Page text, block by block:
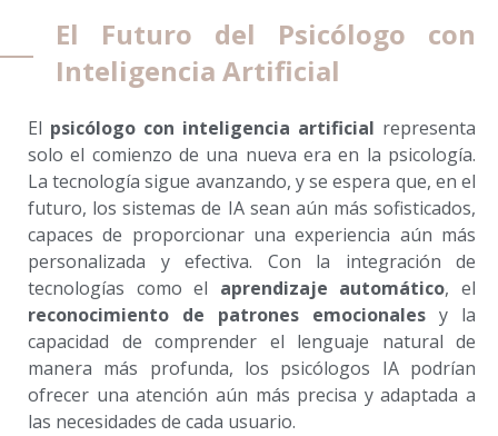
El Futuro del Psicólogo con
Inteligencia Artificial
El psicólogo con inteligencia artificial representa
solo el comienzo de una nueva era en la psicología.
La tecnología sigue avanzando, y se espera que, en el
futuro, los sistemas de IA sean aún más sofisticados,
capaces de proporcionar una experiencia aún más
personalizada y efectiva. Con la integración de
tecnologías como el aprendizaje automático, el
reconocimiento de patrones emocionales y la
capacidad de comprender el lenguaje natural de
manera más profunda, los psicólogos IA podrían
ofrecer una atención aún más precisa y adaptada a
las necesidades de cada usuario.